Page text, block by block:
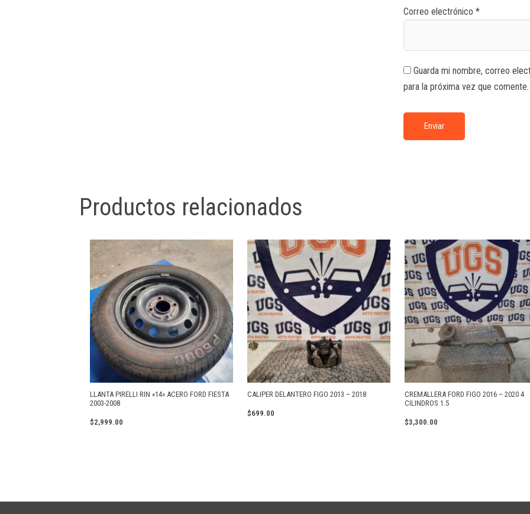
Correo electrónico*
Guarda mi nombre, correo
para la próxima vez que comente.
Productos relacionados
LLANTA PIRELLI RIN «14» ACERO FORD FIESTA
2003-2008
$2,999.00
CALIPER DELANTERO FIGO 2013 – 2018
$699.00
CREMALLERA FORD FIGO 2016 – 2020 4
CILINDROS 1.5
$3,300.00